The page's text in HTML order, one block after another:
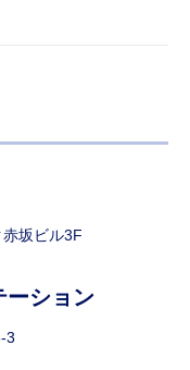
坂ビル3F
ーション
3